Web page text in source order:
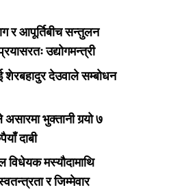
र आपूर्तिबीच सन्तुलन
उद्योगमन्त्री
शेरबहादुर देउवाले सम्बोधन
भुक्तानी गर्‍यो ७
दाबी
विधेयक मस्यौदामाथि
र जिम्मेवार